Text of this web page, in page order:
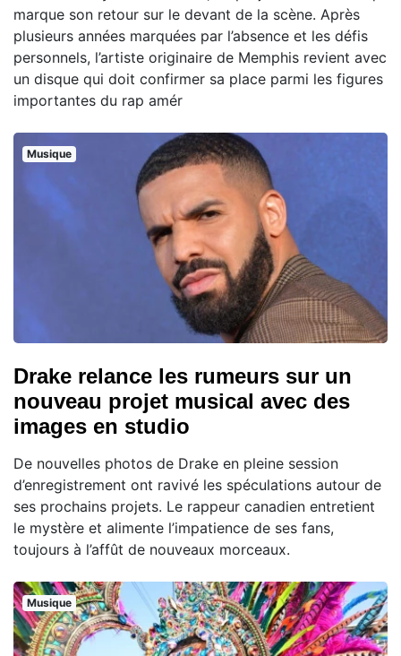
marque son retour sur le devant de la scène. Après
plusieurs années marquées par l’absence et les défis
personnels, l’artiste originaire de Memphis revient avec
un disque qui doit confirmer sa place parmi les figures
importantes du rap amér
Musique
Drake relance les rumeurs sur un
nouveau projet musical avec des
images en studio
De nouvelles photos de Drake en pleine session
d’enregistrement ont ravivé les spéculations autour de
ses prochains projets. Le rappeur canadien entretient
le mystère et alimente l’impatience de ses fans,
toujours à l’affût de nouveaux morceaux.
Musique